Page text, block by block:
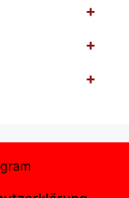
+
+
+